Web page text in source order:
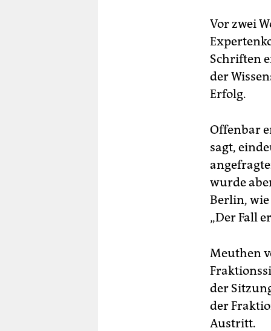
Vor zwei
Schriften
der
Erfolg.
Offenbar
sagt,
wurde
Berlin,
„Der Fall
Meuthen
der
der
Austritt.